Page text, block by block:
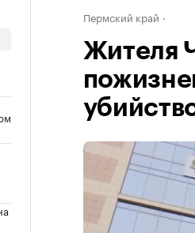
Пермский край
Жителя